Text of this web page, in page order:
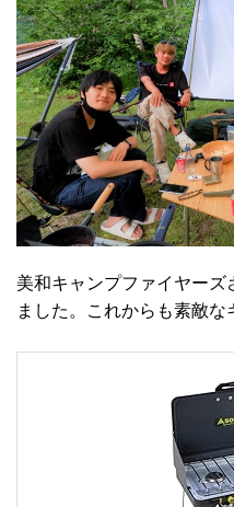
美和キャンプファイヤー
ました。これからも素敵な